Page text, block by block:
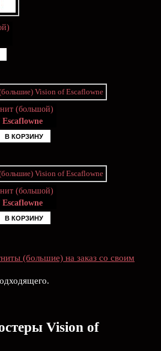
(большой)
В КОРЗИНУ
(большой)
В КОРЗИНУ
(большие) на заказ со своим
Vision of